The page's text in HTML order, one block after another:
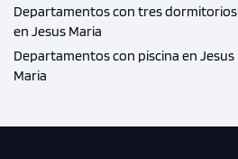
Departamentos con tres dormitorios
en Jesus Maria
Departamentos con piscina en Jesus
Maria